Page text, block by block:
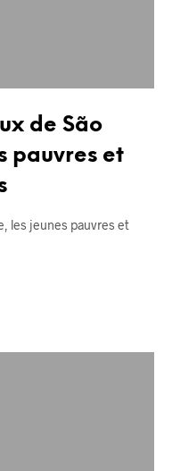
de São
pauvres et
les jeunes pauvres et